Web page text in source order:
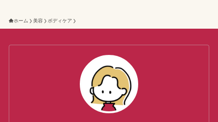
ホーム 美容 ボディケア